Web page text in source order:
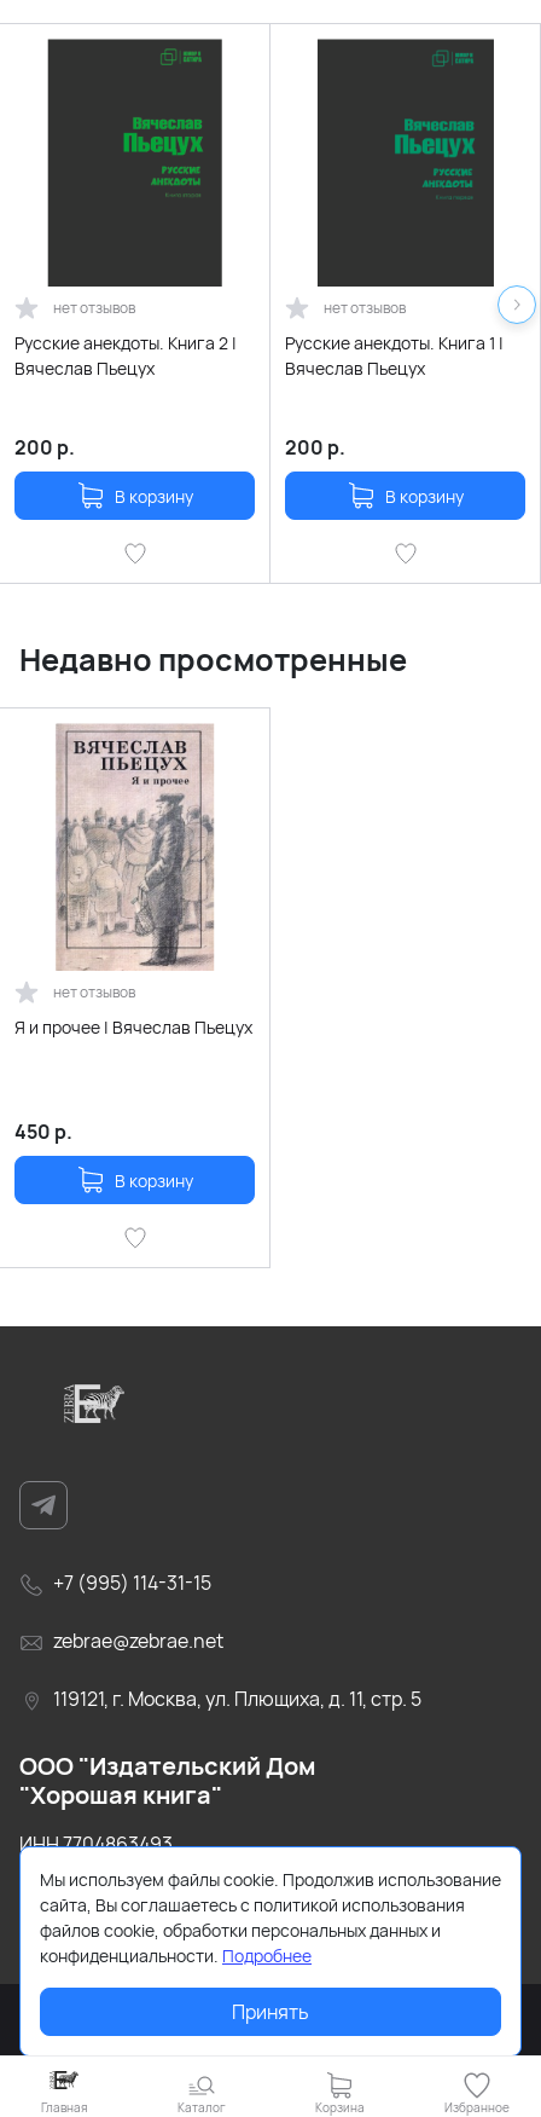
нет отзывов
Русские анекдоты. Книга 2 |
Вячеслав Пьецух
200 р.
В корзину
нет отзывов
Русские анекдоты. Книга 1 |
Вячеслав Пьецух
200 р.
В корзину
Недавно просмотренные
нет отзывов
Я и прочее | Вячеслав Пьецух
450 р.
В корзину
+7 (995) 114-31-15
zebrae@zebrae.net
119121, г. Москва, ул. Плющиха, д. 11, стр. 5
ООО "Издательский Дом
"Хорошая книга"
ИНН 7704863493
ОГРН 1147746520130
Главная Каталог Корзина Избранное
Мы используем файлы cookie. Продолжив использование
сайта, Вы соглашаетесь с политикой использования
файлов cookie, обработки персональных данных и
конфиденциальности. Подробнее
Принять